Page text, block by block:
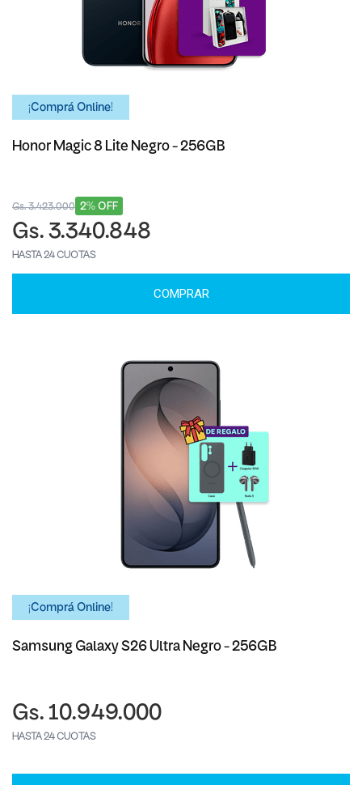
¡Comprá Online!
Honor Magic 8 Lite Negro - 256GB
2% OFF
Gs. 3.423.000
Gs. 3.340.848
HASTA 24 CUOTAS
COMPRAR
¡Comprá Online!
Samsung Galaxy S26 Ultra Negro - 256GB
Gs. 10.949.000
HASTA 24 CUOTAS